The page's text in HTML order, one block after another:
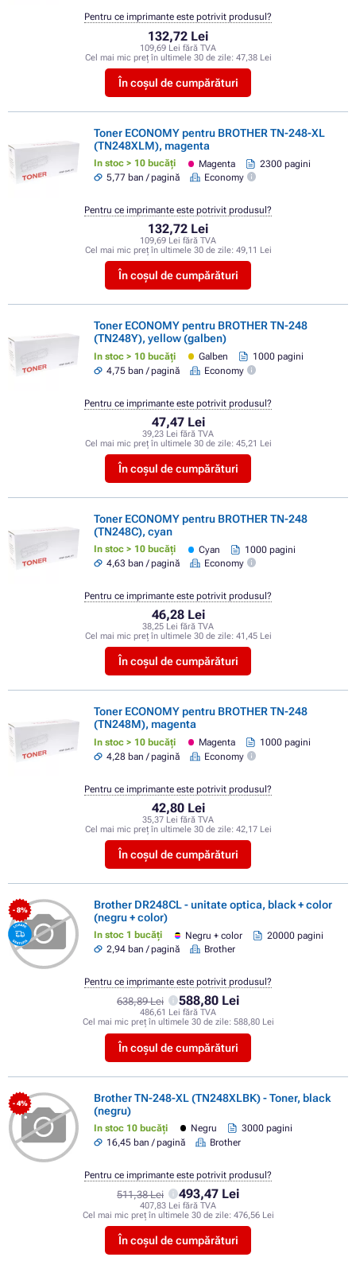
132,72 Lei
109,69 Lei fără TVA
Cel mai mic preț în ultimele 30 de zile: 47,38 Lei
În coșul de cumpărături
Pentru ce imprimante este potrivit produsul?
Toner ECONOMY pentru BROTHER TN-248-XL
(TN248XLM), magenta
In stoc > 10 bucăți Magenta
2300 pagini
5,77 ban / pagină
Economy
132,72 Lei
109,69 Lei fără TVA
Cel mai mic preț în ultimele 30 de zile: 49,11 Lei
În coșul de cumpărături
Pentru ce imprimante este potrivit produsul?
Toner ECONOMY pentru BROTHER TN-248
(TN248Y), yellow (galben)
In stoc > 10 bucăți Galben
1000 pagini
4,75 ban / pagină
Economy
47,47 Lei
39,23 Lei fără TVA
Cel mai mic preț în ultimele 30 de zile: 45,21 Lei
În coșul de cumpărături
Pentru ce imprimante este potrivit produsul?
Toner ECONOMY pentru BROTHER TN-248
(TN248C), cyan
In stoc > 10 bucăți Cyan
1000 pagini
4,63 ban / pagină
Economy
46,28 Lei
38,25 Lei fără TVA
Cel mai mic preț în ultimele 30 de zile: 41,45 Lei
În coșul de cumpărături
Pentru ce imprimante este potrivit produsul?
Toner ECONOMY pentru BROTHER TN-248
(TN248M), magenta
In stoc > 10 bucăți Magenta
1000 pagini
4,28 ban / pagină
Economy
42,80 Lei
35,37 Lei fără TVA
Cel mai mic preț în ultimele 30 de zile: 42,17 Lei
În coșul de cumpărături
Pentru ce imprimante este potrivit produsul?
- 8%
Brother DR248CL - unitate optica, black + color
(negru + color)
In stoc 1 bucăți Negru + color
20000 pagini
2,94 ban / pagină
Brother
638,89 Lei 588,80 Lei
486,61 Lei fără TVA
Cel mai mic preț în ultimele 30 de zile: 588,80 Lei
În coșul de cumpărături
Pentru ce imprimante este potrivit produsul?
- 4%
Brother TN-248-XL (TN248XLBK) - Toner, black
(negru)
In stoc 10 bucăți Negru
3000 pagini
16,45 ban / pagină
Brother
511,38 Lei 493,47 Lei
407,83 Lei fără TVA
Cel mai mic preț în ultimele 30 de zile: 476,56 Lei
În coșul de cumpărături
Pentru ce imprimante este potrivit produsul?